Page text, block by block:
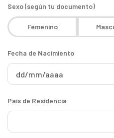
Sexo (según tu documento)
Femenino
Fecha de Nacimiento
País de Residencia